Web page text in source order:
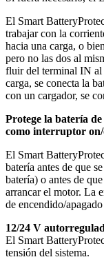
El Smart
trabajar con la
hacia una carga, o
pero no las dos al
fluir del terminal IN al
carga, se conecta la
con un cargador, se
Protege la batería de
como interruptor on/
El Smart
batería antes de que
batería) o antes de
arrancar el motor. La
de encendido/
12/24 V
El Smart
tensión del sistema.